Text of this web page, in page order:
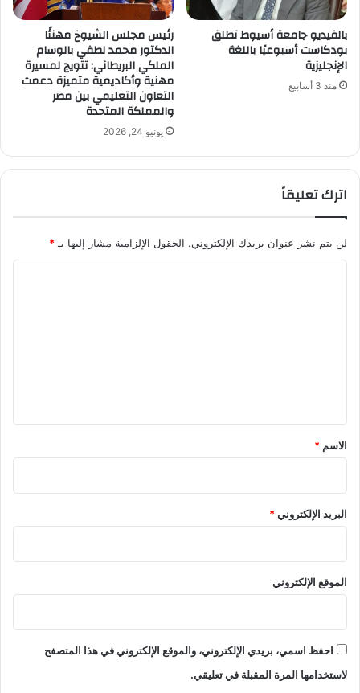
بالفيديو جامعة أسيوط تطلق
بودكاست أسبوعيًا باللغة
الإنجليزية
منذ 3 أسابيع
رئيس مجلس الشيوخ مهنئًا
الدكتور محمد لطفي بالوسام
الملكي البريطاني: تتويج لمسيرة
مهنية وأكاديمية متميزة دعمت
التعاون التعليمي بين مصر
والمملكة المتحدة
يونيو 24, 2026
اترك تعليقاً
لن يتم نشر عنوان بريدك الإلكتروني. الحقول الإلزامية مشار إليها بـ*
*
الاسم *
البريد الإلكتروني*
الموقع الإلكتروني
احفظ اسمي، بريدي الإلكتروني، والموقع الإلكتروني في هذا المتصفح
لاستخدامها المرة المقبلة في تعليقي.